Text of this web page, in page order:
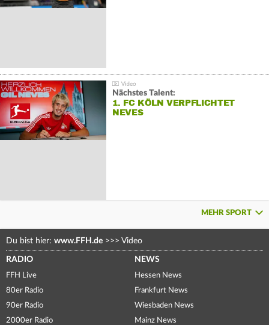
Nächstes Talent:
1. FC KÖLN VERPFLICHTET
NEVES
MEHR SPORT
Du bist hier: www.FFH.de >>> Video
RADIO
FFH Live
80er Radio
90er Radio
2000er Radio
NEWS
Hessen News
Frankfurt News
Wiesbaden News
Mainz News